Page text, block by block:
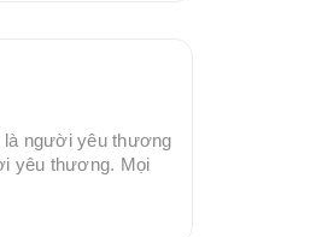
là người yêu thương
yêu thương. Mọi